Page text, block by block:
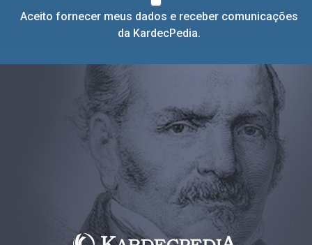
Aceito fornecer meus dados e receber comunicações
da KardecPedia.